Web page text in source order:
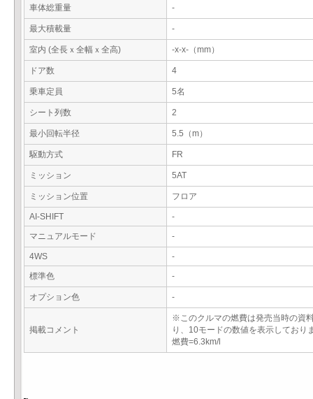
車体総重量 -
最大積載量 -
室内 (全長ｘ全幅ｘ全高) -x-x-（mm）
ドア数 4
乗車定員 5名
シート列数 2
最小回転半径 5.5（m）
駆動方式 FR
ミッション 5AT
ミッション位置 フロア
AI-SHIFT
-
マニュアルモード
-
4WS
-
標準色
-
オプション色 -
掲載コメント
※このクルマの燃費は発売当時の資
り、10モードの数値を表示しており
燃費=6.3km/l